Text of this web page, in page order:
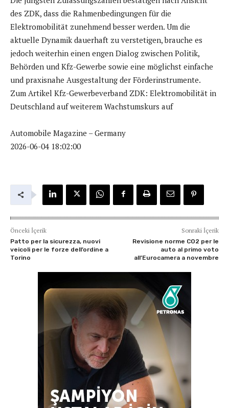
des ZDK, dass die Rahmenbedingungen für die
Elektromobilität zunehmend besser werden. Um die
aktuelle Dynamik dauerhaft zu verstetigen, brauche es
jedoch weiterhin einen engen Dialog zwischen Politik,
Behörden und Kfz-Gewerbe sowie eine möglichst einfache
und praxisnahe Ausgestaltung der Förderinstrumente.
Zum Artikel Kfz-Gewerbeverband ZDK: Elektromobilität in
Deutschland auf weiterem Wachstumskurs auf
Automobile Magazine – Germany
2026-06-04 18:02:00
Önceki İçerik
Patto per la sicurezza, nuovi
veicoli per le forze dell’ordine a
Torino
Sonraki İçerik
Revisione norme CO2 per le
auto al primo voto
all’Eurocamera a novembre